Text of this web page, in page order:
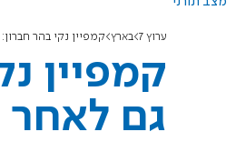
ערוץ 7 בארץ קמפיין נקי בהר
קמפיין
גם לאחר